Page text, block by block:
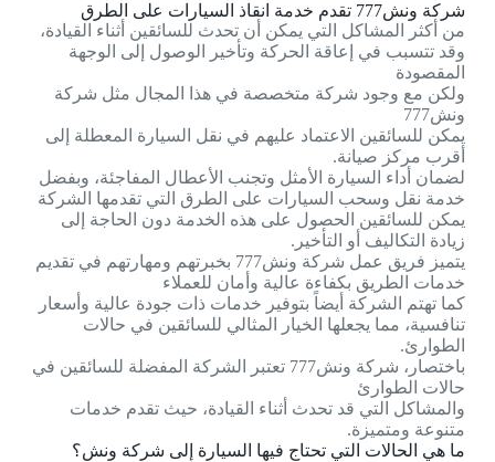
شركة ونش777 تقدم خدمة انقاذ السيارات على الطرق
من أكثر المشاكل التي يمكن أن تحدث للسائقين أثناء القيادة،
وقد تتسبب في إعاقة الحركة وتأخير الوصول إلى الوجهة
المقصودة
ولكن مع وجود شركة متخصصة في هذا المجال مثل شركة
ونش777
يمكن للسائقين الاعتماد عليهم في نقل السيارة المعطلة إلى
أقرب مركز صيانة.
لضمان أداء السيارة الأمثل وتجنب الأعطال المفاجئة، وبفضل
خدمة نقل وسحب السيارات على الطرق التي تقدمها الشركة
يمكن للسائقين الحصول على هذه الخدمة دون الحاجة إلى
زيادة التكاليف أو التأخير.
يتميز فريق عمل شركة ونش777 بخبرتهم ومهارتهم في تقديم
خدمات الطريق بكفاءة عالية وأمان للعملاء
كما تهتم الشركة أيضاً بتوفير خدمات ذات جودة عالية وأسعار
تنافسية، مما يجعلها الخيار المثالي للسائقين في حالات
الطوارئ.
باختصار، شركة ونش777 تعتبر الشركة المفضلة للسائقين في
حالات الطوارئ
والمشاكل التي قد تحدث أثناء القيادة، حيث تقدم خدمات
متنوعة ومتميزة.
ما هي الحالات التي تحتاج فيها السيارة إلى شركة ونش؟